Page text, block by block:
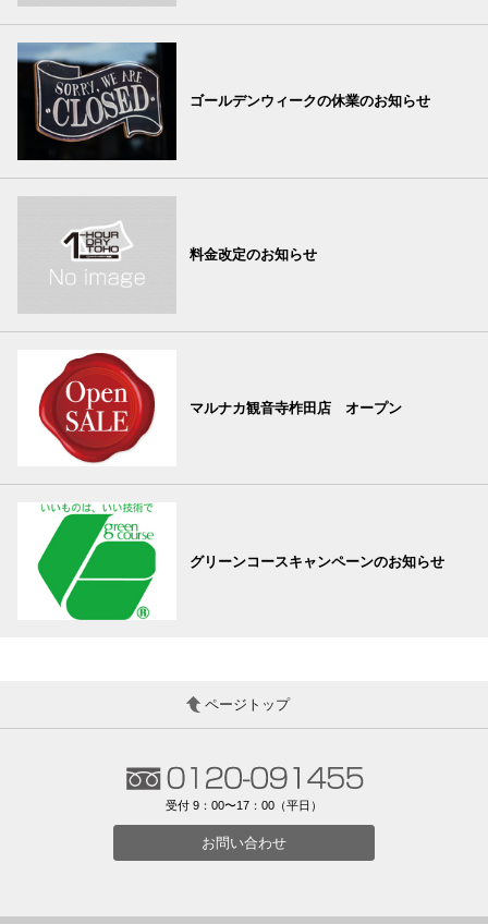
ゴールデンウィークの休業のお知らせ
料金改定のお知らせ
マルナカ観音寺柞田店 オープン
グリーンコースキャンペーンのお知らせ
ページトップ
受付 9：00〜17：00（平日）
お問い合わせ